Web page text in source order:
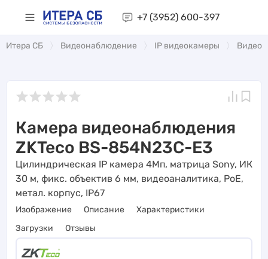
+7 (3952) 600-397
Итера СБ Видеонаблюдение IP видеокамеры
Камера видеонаблюдения
ZKTeco BS-854N23C-E3
Цилиндрическая IP камера 4Мп, матрица Sony, ИК
30 м, фикс. объектив 6 мм, видеоаналитика, PoE,
метал. корпус, IP67
Изображение Описание
Характеристики
Загрузки
Отзывы